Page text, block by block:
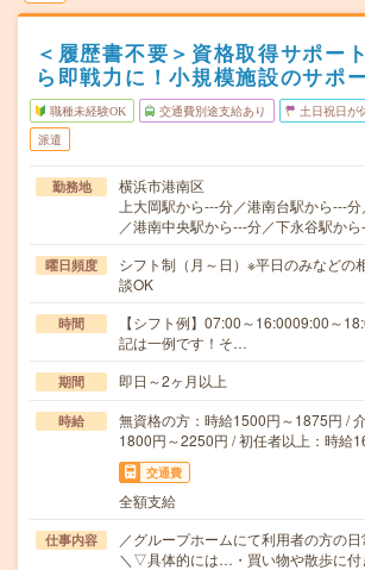
＜履歴書不要＞資格取得サポー
ら即戦力に！小規模施設のサポ
職種未経験OK 交通費別途支給あり 土日祝日が
派遣
勤務地
横浜市港南区
上大岡駅から---分／港南台駅から---
／港南中央駅から---分／下永谷駅か
曜日頻度
シフト制（月～日）※平日のみなどの
談OK
時間
【シフト例】07:00～16:0009:00～
記は一例です！そ…
期間 即日～2ヶ月以上
時給
無資格の方：時給1500円～1875円 /
1800円～2250円 / 初任者以上：時給
交通費
全額支給
仕事内容
／グループホームにて利用者の方の日
＼▽具体的には…・買い物や散歩に